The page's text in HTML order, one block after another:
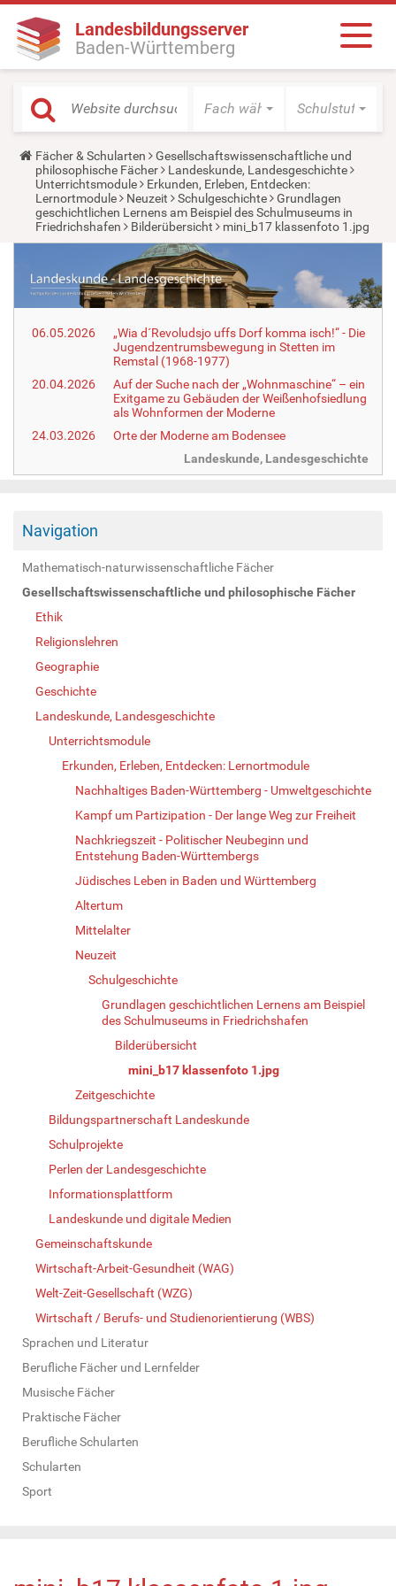
Landesbildungsserver
Baden-Württemberg
Fach wählen Schulstufe
Y
o
u
a
r
e
h
e
:
Fächer & Schularten
Gesellschaftswissenschaftliche und
philosophische Fächer
Landeskunde, Landesgeschichte
Unterrichtsmodule
Erkunden, Erleben, Entdecken:
Lernortmodule
Neuzeit Schulgeschichte
Grundlagen
geschichtlichen Lernens am Beispiel des Schulmuseums in
Friedrichshafen
Bilderübersicht mini_b17 klassenfoto 1.jpg
06.05.2026
„Wia d´Revoludsjo uffs Dorf komma isch!“ - Die
Jugendzentrumsbewegung in Stetten im
Remstal (1968-1977)
20.04.2026
Auf der Suche nach der „Wohnmaschine“ – ein
Exitgame zu Gebäuden der Weißenhofsiedlung
als Wohnformen der Moderne
24.03.2026
Orte der Moderne am Bodensee
Landeskunde, Landesgeschichte
Navigation
Mathematisch-naturwissenschaftliche Fächer
Gesellschaftswissenschaftliche und philosophische Fächer
Ethik
Religionslehren
Geographie
Geschichte
Landeskunde, Landesgeschichte
Unterrichtsmodule
Erkunden, Erleben, Entdecken: Lernortmodule
Nachhaltiges Baden-Württemberg - Umweltgeschichte
Kampf um Partizipation - Der lange Weg zur Freiheit
Nachkriegszeit - Politischer Neubeginn und
Entstehung Baden-Württembergs
Jüdisches Leben in Baden und Württemberg
Altertum
Mittelalter
Neuzeit
Schulgeschichte
Grundlagen geschichtlichen Lernens am Beispiel
des Schulmuseums in Friedrichshafen
Bilderübersicht
mini_b17 klassenfoto 1.jpg
Zeitgeschichte
Bildungspartnerschaft Landeskunde
Schulprojekte
Perlen der Landesgeschichte
Informationsplattform
Landeskunde und digitale Medien
Gemeinschaftskunde
Wirtschaft-Arbeit-Gesundheit (WAG)
Welt-Zeit-Gesellschaft (WZG)
Wirtschaft / Berufs- und Studienorientierung (WBS)
Sprachen und Literatur
Berufliche Fächer und Lernfelder
Musische Fächer
Praktische Fächer
Berufliche Schularten
Schularten
Sport